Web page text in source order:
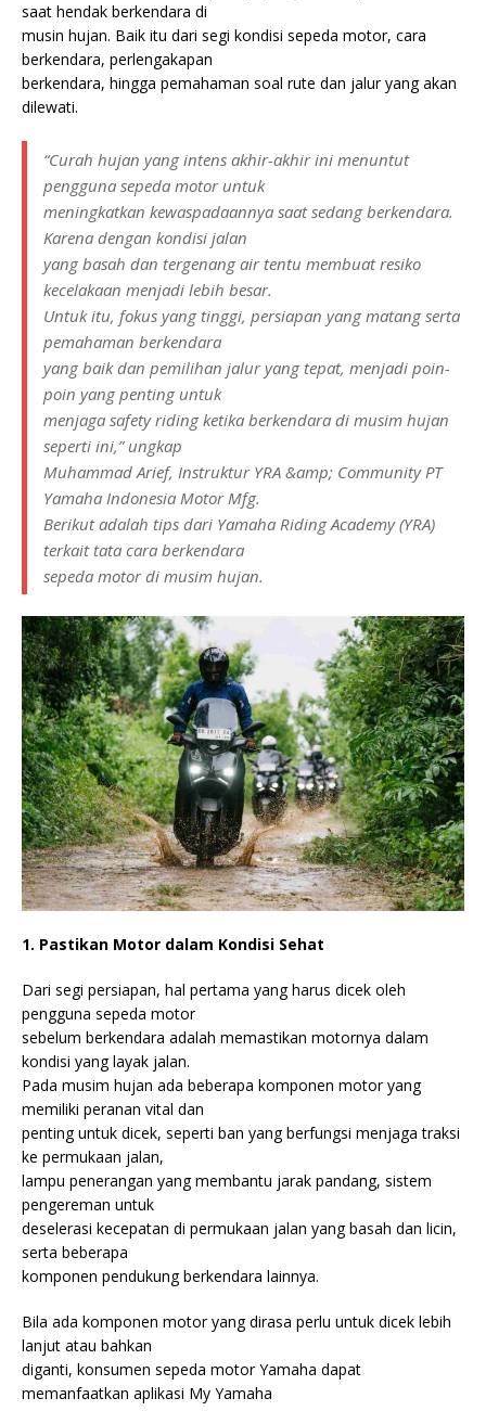
saat hendak berkendara di
musin hujan. Baik itu dari segi kondisi sepeda motor, cara
berkendara, perlengakapan
berkendara, hingga pemahaman soal rute dan jalur yang akan
dilewati.
“Curah hujan yang intens akhir-akhir ini menuntut
pengguna sepeda motor untuk
meningkatkan kewaspadaannya saat sedang berkendara.
Karena dengan kondisi jalan
yang basah dan tergenang air tentu membuat resiko
kecelakaan menjadi lebih besar.
Untuk itu, fokus yang tinggi, persiapan yang matang serta
pemahaman berkendara
yang baik dan pemilihan jalur yang tepat, menjadi poin-
poin yang penting untuk
menjaga safety riding ketika berkendara di musim hujan
seperti ini,” ungkap
Muhammad Arief, Instruktur YRA &amp; Community PT
Yamaha Indonesia Motor Mfg.
Berikut adalah tips dari Yamaha Riding Academy (YRA)
terkait tata cara berkendara
sepeda motor di musim hujan.
1. Pastikan Motor dalam Kondisi Sehat
Dari segi persiapan, hal pertama yang harus dicek oleh
pengguna sepeda motor
sebelum berkendara adalah memastikan motornya dalam
kondisi yang layak jalan.
Pada musim hujan ada beberapa komponen motor yang
memiliki peranan vital dan
penting untuk dicek, seperti ban yang berfungsi menjaga traksi
ke permukaan jalan,
lampu penerangan yang membantu jarak pandang, sistem
pengereman untuk
deselerasi kecepatan di permukaan jalan yang basah dan licin,
serta beberapa
komponen pendukung berkendara lainnya.
Bila ada komponen motor yang dirasa perlu untuk dicek lebih
lanjut atau bahkan
diganti, konsumen sepeda motor Yamaha dapat
memanfaatkan aplikasi My Yamaha